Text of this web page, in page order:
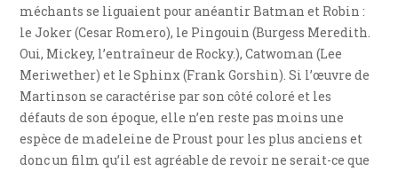
méchants se liguaient pour anéantir Batman et Robin :
le Joker (Cesar Romero), le Pingouin (Burgess Meredith.
Oui, Mickey, l’entraîneur de Rocky.), Catwoman (Lee
Meriwether) et le Sphinx (Frank Gorshin). Si l’œuvre de
Martinson se caractérise par son côté coloré et les
défauts de son époque, elle n’en reste pas moins une
espèce de madeleine de Proust pour les plus anciens et
donc un film qu’il est agréable de revoir ne serait-ce que